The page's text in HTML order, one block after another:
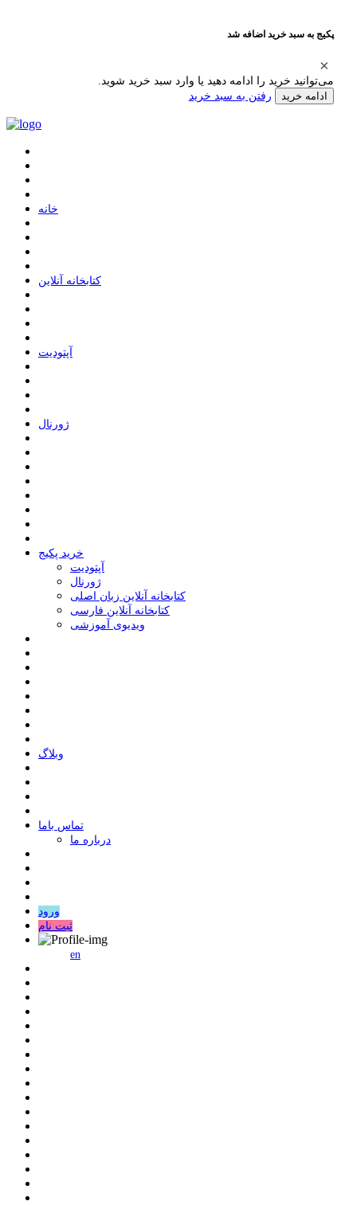
پکیج به سبد خرید اضافه شد
می‌توانید خرید را ادامه دهید یا وارد سبد خرید شوید.
ادامه خرید رفتن به سبد خرید
ﺧﺎﻧﻪ
ﮐﺘﺎﺑﺨﺎﻧﻪ ﺁﻧﻼﯾﻦ
ﺁﭘﺘﻮﺩﯾﺖ
ﮊﻭﺭﻧﺎﻝ
خرید پکیج
ﺁﭘﺘﻮﺩﯾﺖ
ﮊﻭﺭﻧﺎﻝ
کتابخانه آنلاین زبان اصلی
کتابخانه آنلاین فارسی
ویدیوی آموزشی
وبلاگ
ﺗﻤﺎﺱ ﺑﺎﻣﺎ
درباره ما
ورود
ثبت نام
en